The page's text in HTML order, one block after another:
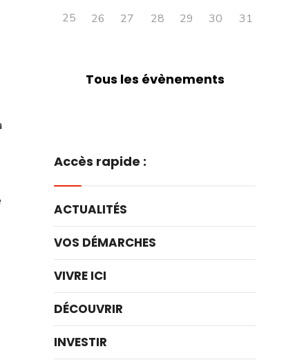
25
26 27 28 29 30 31
Tous les évènements
Accès rapide :
ACTUALITÉS
VOS DÉMARCHES
VIVRE ICI
DÉCOUVRIR
INVESTIR